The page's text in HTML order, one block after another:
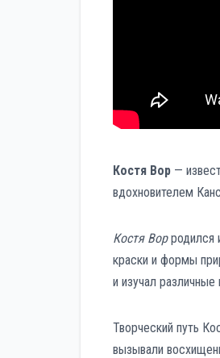
Костя Вор —
вдохновителем
Костя Ворродился
краски и формы
и изучал различные
Творческий путь
вызывали